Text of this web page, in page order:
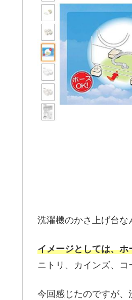
洗濯機のかさ上げ台な
イメージとしては、
ニトリ、カインズ、
今回感じたのですが